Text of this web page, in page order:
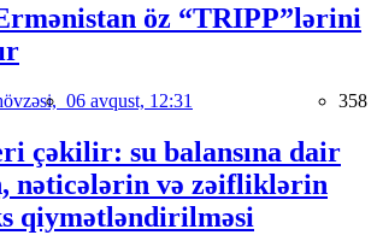
öz “TRIPP”lərini
06 avqust, 12:31 358
çəkilir: su balansına dair
nəticələrin və zəifliklərin
qiymətləndirilməsi